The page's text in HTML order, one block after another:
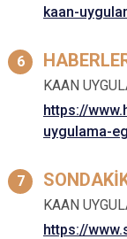
kaan-
KAAN
https://
uygulama-
KAAN
https://